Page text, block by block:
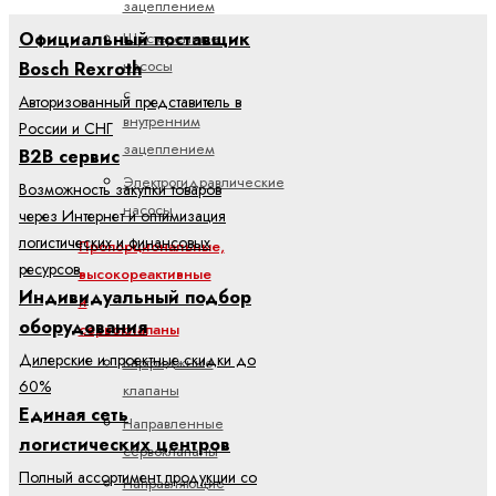
зацеплением
Шестеренные
насосы
с
внутренним
зацеплением
Электрогидравлические
насосы
Пропорциональные,
высокореактивные
и
сервоклапаны
Картриджные
клапаны
Направленные
сервоклапаны
Направляющие
Официальный поставщик
Bosch Rexroth
Авторизованный представитель в
России и СНГ
B2B сервис
Возможность закупки товаров
через Интернет и оптимизация
логистических и финансовых
ресурсов
Индивидуальный подбор
оборудования
Дилерские и проектные скидки до
60%
Единая сеть
логистических центров
Полный ассортимент продукции со